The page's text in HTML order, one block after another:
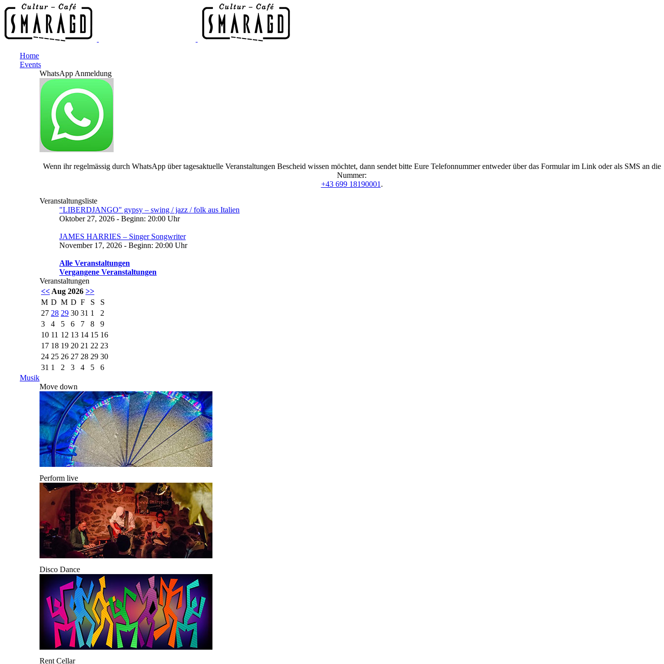
Home
Events
WhatsApp Anmeldung
Wenn ihr regelmässig durch WhatsApp über tagesaktuelle Veranstaltungen Bescheid wissen möchtet, dann sendet bitte Eure Telefonnummer entweder über das Formular im Link oder als SMS an die
Nummer:
+43 699 18190001 .
Veranstaltungsliste
"LIBERDJANGO" gypsy – swing / jazz / folk aus Italien
Oktober 27, 2026 - Beginn: 20:00 Uhr
JAMES HARRIES – Singer Songwriter
November 17, 2026 - Beginn: 20:00 Uhr
Alle Veranstaltungen
Vergangene Veranstaltungen
Veranstaltungen
<< Aug 2026 >>
M D M D F S
S
27 28 29 30 31 1
2
3
4 5 6 7 8
9
10 11 12 13 14 15 16
17 18 19 20 21 22 23
24 25 26 27 28 29 30
31 1 2 3 4 5
6
Musik
Move down
Perform live
Disco Dance
Rent Cellar